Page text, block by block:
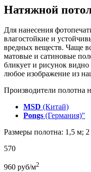
Натяжной
Для нанесения
влагостойкие и
вредных веществ. Чаще
матовые и сатиновые
бликует и рисунок
любое изображение из
Производители полотна
MSD (Китай)
Pongs (Германия)"
Размеры полотна: 1,5 м;
570
960 руб/м2